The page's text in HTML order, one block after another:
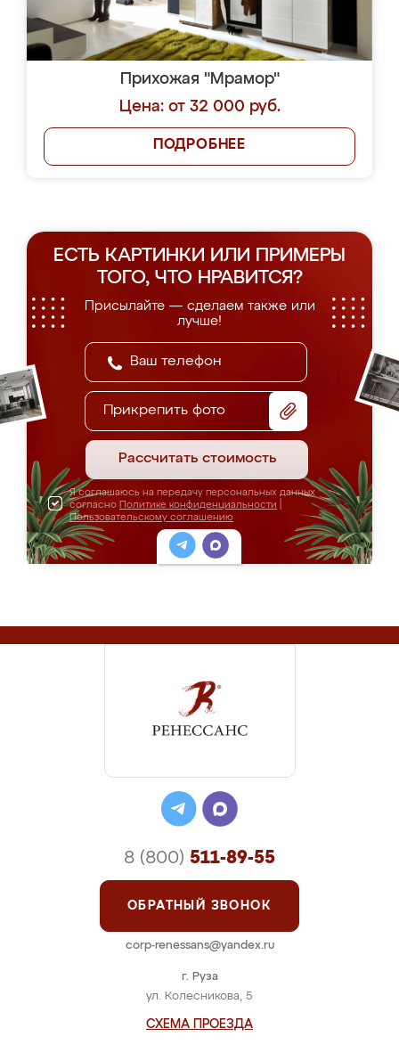
Прихожая "Мрамор"
Цена: от 32 000 руб.
ПОДРОБНЕЕ
ЕСТЬ КАРТИНКИ ИЛИ ПРИМЕРЫ
ТОГО, ЧТО НРАВИТСЯ?
Присылайте — сделаем также или
лучше!
Прикрепить фото
Рассчитать стоимость
Я соглашаюсь на передачу персональных данных
согласно Политике конфиденциальности
Пользовательскому соглашению
г. Руза
ул. Колесникова, 5
СХЕМА ПРОЕЗДА
8 (800) 511-89-55
ОБРАТНЫЙ ЗВОНОК
corp-renessans@yandex.ru